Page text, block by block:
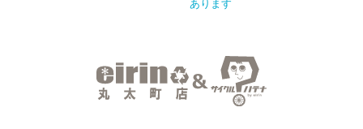
あります